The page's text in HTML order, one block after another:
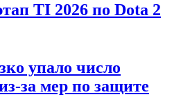
TI 2026 по Dota 2
упало число
за мер по защите